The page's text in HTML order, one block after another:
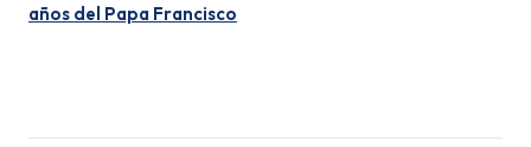
años del Papa Francisco